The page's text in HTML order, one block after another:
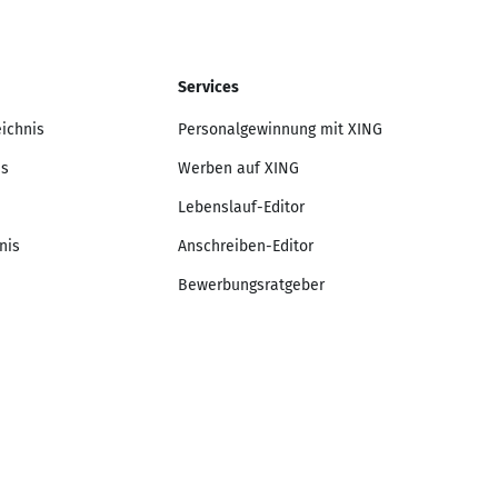
Services
Personalgewinnung mit XING
Werben auf XING
Lebenslauf-Editor
Anschreiben-Editor
Bewerbungsratgeber